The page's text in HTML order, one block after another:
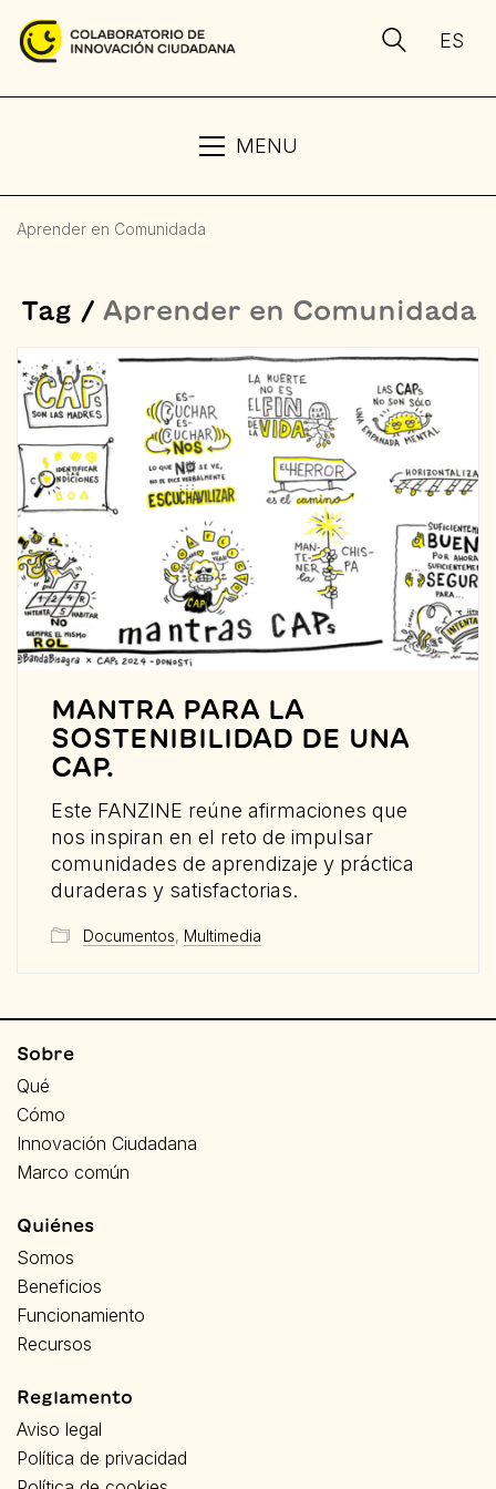
ES
MENU
Aprender en Comunidada
Tag / Aprender en Comunidada
MANTRA PARA LA
SOSTENIBILIDAD DE UNA
CAP.
Este FANZINE reúne afirmaciones que
nos inspiran en el reto de impulsar
comunidades de aprendizaje y práctica
duraderas y satisfactorias.
Documentos, Multimedia
Sobre
Qué
Cómo
Innovación Ciudadana
Marco común
Quiénes
Somos
Beneficios
Funcionamiento
Recursos
Reglamento
Aviso legal
Política de privacidad